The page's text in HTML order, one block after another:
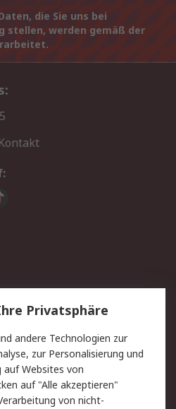
die Sie uns bei
stellen, werden gemäß der
Lieferlösungen
Kontakt
Privatsphäre
andere Technologien zur
zur Personalisierung und
auf Websites von
auf "Alle akzeptieren"
von nicht-